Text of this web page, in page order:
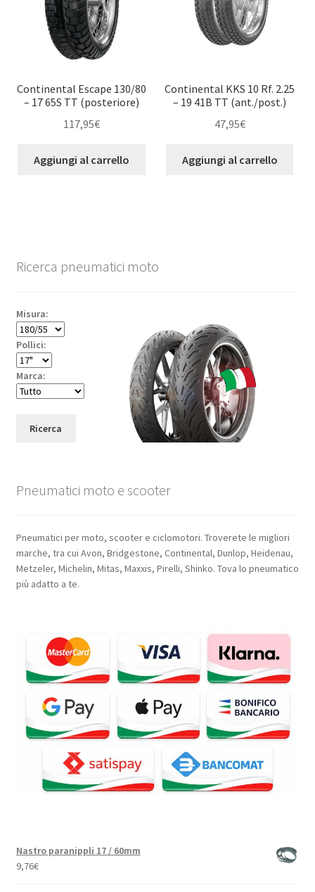
Continental Escape 130/80
– 17 65S TT (posteriore)
117,95€
Aggiungi al carrello
Continental KKS 10 Rf. 2.25
– 19 41B TT (ant./post.)
47,95€
Aggiungi al carrello
Ricerca pneumatici moto
Misura:
Pollici:
Marca:
Ricerca
Pneumatici moto e scooter
Pneumatici per moto, scooter e ciclomotori. Troverete le migliori
marche, tra cui Avon, Bridgestone, Continental, Dunlop, Heidenau,
Metzeler, Michelin, Mitas, Maxxis, Pirelli, Shinko. Tova lo pneumatico
più adatto a te.
Nastro paranippli 17 / 60mm
9,76€